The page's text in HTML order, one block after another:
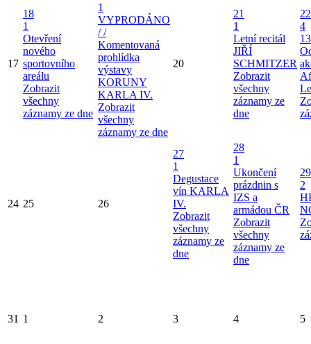
17
18
1
Otevření
nového
sportovního
areálu
Zobrazit
všechny
záznamy ze dne
1
VYPRODÁNO
/ /
Komentovaná
prohlídka
výstavy
KORUNY
KARLA IV.
Zobrazit
všechny
záznamy ze dne
20
21
1
Letní recitál
JIŘÍ
SCHMITZER
Zobrazit
všechny
záznamy ze
dne
22
4
24 25 26
27
1
Degustace
vín KARLA
IV.
Zobrazit
všechny
záznamy ze
dne
28
1
Ukončení
prázdnin s
IZS a
armádou ČR
Zobrazit
všechny
záznamy ze
dne
29
2
31 1 2 3 4 5